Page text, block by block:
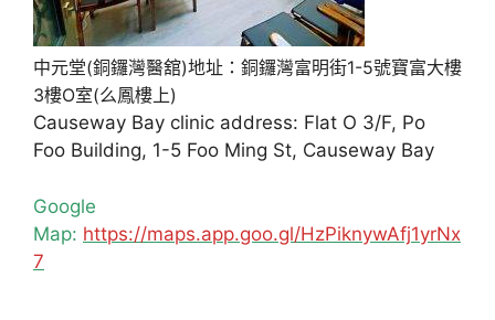
中元堂(銅鑼灣醫舘)地址：銅鑼灣富明街1-5號寶富大樓
3樓O室(么鳳樓上)
Causeway Bay clinic address: Flat O 3/F, Po
Foo Building, 1-5 Foo Ming St, Causeway Bay
Google
Map: https://maps.app.goo.gl/HzPiknywAfj1yrNx
7